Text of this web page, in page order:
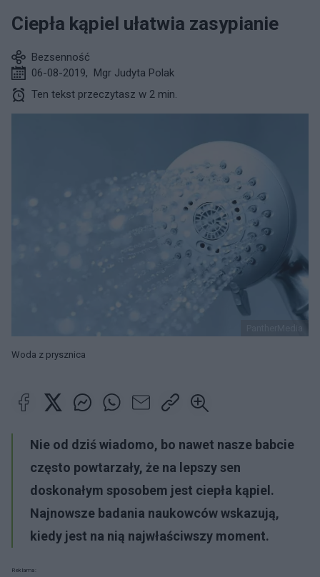
Ciepła kąpiel ułatwia zasypianie
Bezsenność
06-08-2019, Mgr Judyta Polak
Ten tekst przeczytasz w 2 min.
Woda z prysznica
Nie od dziś wiadomo, bo nawet nasze babcie
często powtarzały, że na lepszy sen
doskonałym sposobem jest ciepła kąpiel.
Najnowsze badania naukowców wskazują,
kiedy jest na nią najwłaściwszy moment.
Reklama: